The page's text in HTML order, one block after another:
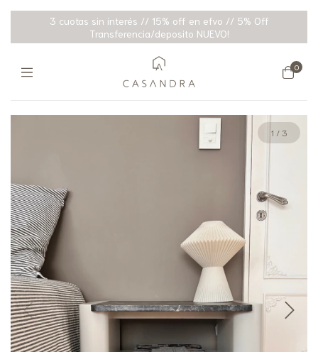
3 cuotas sin interés // 15% off en efvo // 5% Off
Transferencia/deposito NUEVO!
0
1 / 3